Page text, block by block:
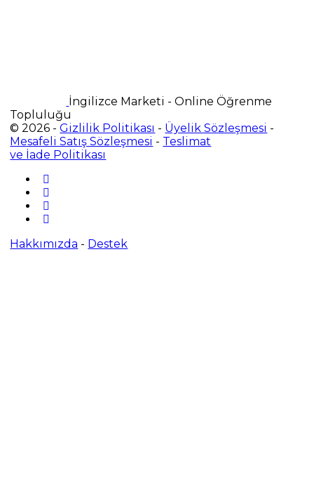
İngilizce Marketi - Online Öğrenme
Topluluğu
© 2026 -Gizlilik Politikası - Üyelik Sözleşmesi -
Mesafeli Satış Sözleşmesi - Teslimat
ve İade Politikası
Hakkımızda - Destek